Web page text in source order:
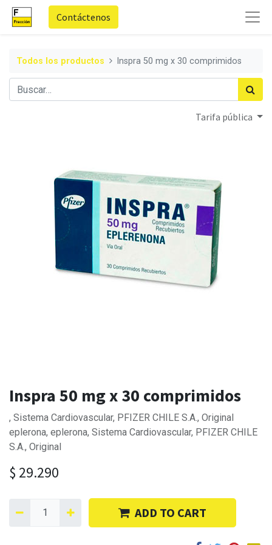
Contáctenos
Todos los productos Inspra 50 mg x 30 comprimidos
Tarifa pública
Inspra 50 mg x 30 comprimidos
, Sistema Cardiovascular, PFIZER CHILE S.A., Original
eplerona, eplerona, Sistema Cardiovascular, PFIZER CHILE
S.A., Original
$ 29.290
ADD TO CART